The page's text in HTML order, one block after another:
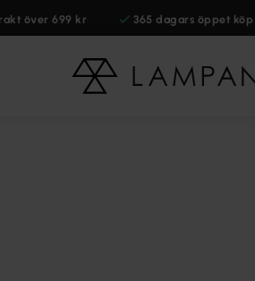
över 699 kr 365 dagars öppet köp